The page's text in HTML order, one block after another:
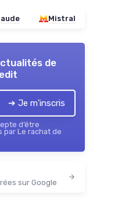
Mistral
de
➔ Je m'inscris
d’être
par Le rachat de
sur Google